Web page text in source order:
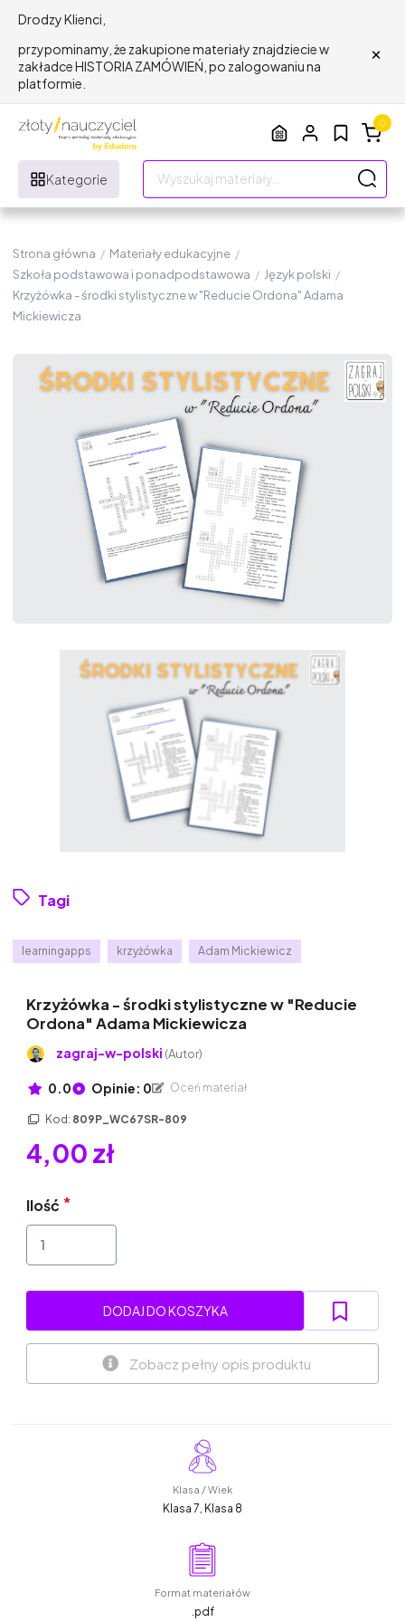
Drodzy Klienci,
przypominamy, że zakupione materiały znajdziecie w
zakładce HISTORIA ZAMÓWIEŃ, po zalogowaniu na
platformie.
×
Kategorie
0
Strona główna / Materiały edukacyjne /
Szkoła podstawowa i ponadpodstawowa / Język polski /
Krzyżówka - środki stylistyczne w "Reducie Ordona" Adama
Mickiewicza
Tagi
learningapps krzyżówka Adam Mickiewicz
Krzyżówka - środki stylistyczne w "Reducie
Ordona" Adama Mickiewicza
zagraj-w-polski (Autor)
0.0 Opinie: 0 Oceń materiał
Kod: 809P_WC67SR-809
4,00 zł
Ilość
DODAJ DO KOSZYKA
Zobacz pełny opis produktu
Klasa / Wiek
Klasa 7, Klasa 8
Format materiałów
.pdf